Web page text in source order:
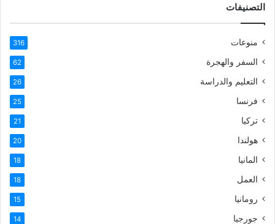
التصنيفات
منوعات 316
السفر والهجرة 62
التعليم والدراسة 26
فرنسا 25
تركيا 21
هولندا 20
المانيا 18
العمل 18
رومانيا 15
جورجيا 14